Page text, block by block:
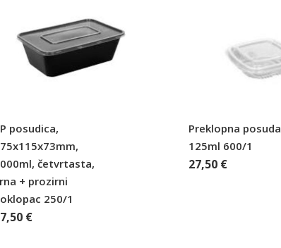
posudica,
četvrtasta,
+ prozirni
250/1
€
Preklopna posuda
125ml 600/1
27,50 €